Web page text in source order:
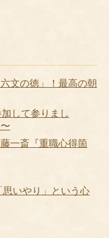
文の徳」！最高の朝
して参りまし
一斎『重職心得箇
思いやり」という心